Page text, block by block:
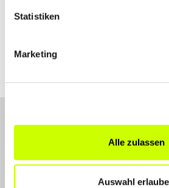
Statistiken
Marketing
Alle zulassen
Auswahl
+499346225